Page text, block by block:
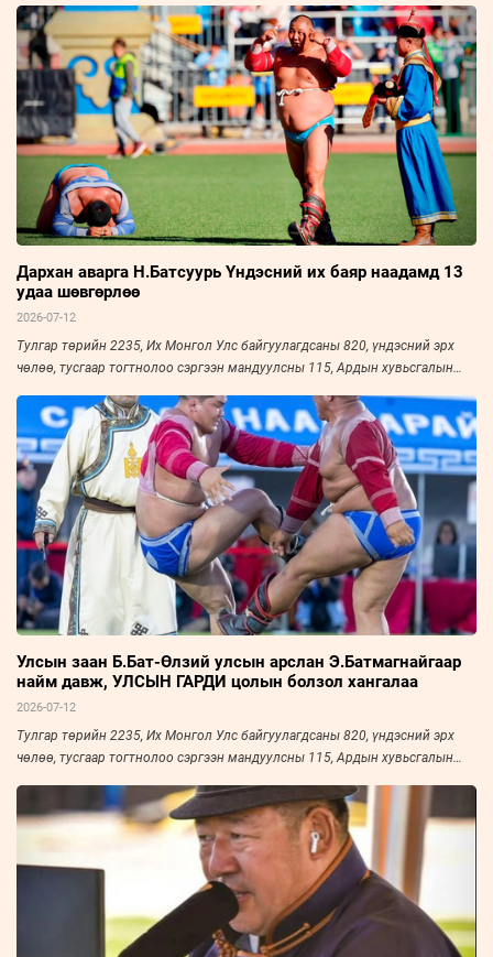
Дархан аварга Н.Батсуурь Үндэсний их баяр наадамд 13
удаа шөвгөрлөө
2026-07-12
Тулгар төрийн 2235, Их Монгол Улс байгуулагдсаны 820, үндэсний эрх
чөлөө, тусгаар тогтнолоо сэргээн мандуулсны 115, Ардын хувьсгалын
наймын даваа Төв цэнгэлдэх хүрээлэнд амжилттай зохион байгуулагдаж,
өндөрлөлөө.
Улсын заан Б.Бат-Өлзий улсын арслан Э.Батмагнайгаар
найм давж, УЛСЫН ГАРДИ цолын болзол хангалаа
2026-07-12
Тулгар төрийн 2235, Их Монгол Улс байгуулагдсаны 820, үндэсний эрх
чөлөө, тусгаар тогтнолоо сэргээн мандуулсны 115, Ардын хувьсгалын
наймын даваа дууслаа. Ховд аймгийн Зэрэг сумын харьяат, "Ховд"
дэвжээ, "Аврагч" спорт хорооны бөх, улсын заан Б.Бат-Өлзий улсын залуу
арслан Э.Батмагнайгаар найм давж, УЛСЫН ГАРДИ цолын болзол
хангалаа.